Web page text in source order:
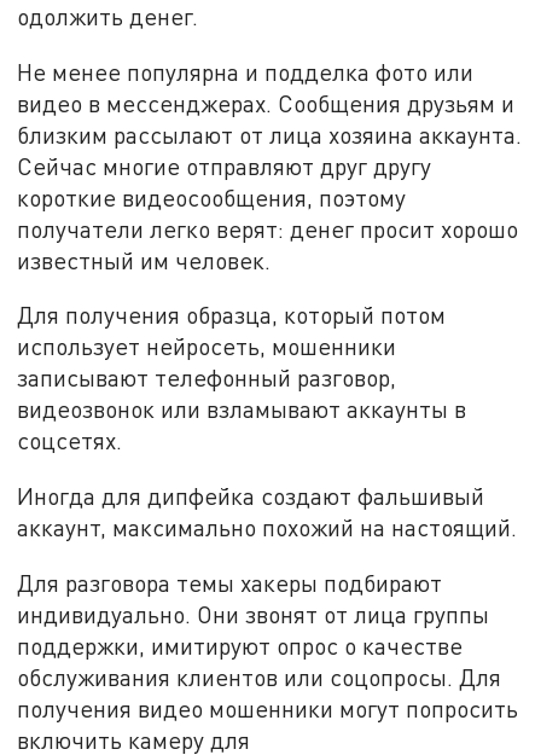
одолжить денег.
Не менее популярна и подделка фото или
видео в мессенджерах. Сообщения друзьям и
близким рассылают от лица хозяина аккаунта.
Сейчас многие отправляют друг другу
короткие видеосообщения, поэтому
получатели легко верят: денег просит хорошо
известный им человек.
Для получения образца, который потом
использует нейросеть, мошенники
записывают телефонный разговор,
видеозвонок или взламывают аккаунты в
соцсетях.
Иногда для дипфейка создают фальшивый
аккаунт, максимально похожий на настоящий.
Для разговора темы хакеры подбирают
индивидуально. Они звонят от лица группы
поддержки, имитируют опрос о качестве
обслуживания клиентов или соцопросы. Для
получения видео мошенники могут попросить
включить камеру для